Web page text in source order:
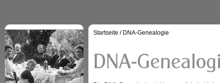
Startseite / DNA-Genealogie